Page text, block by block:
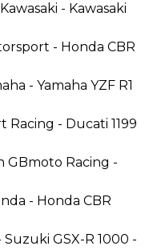
- Kawasaki
- Honda CBR
- Yamaha YZF R1
Racing - Ducati 1199
GBmoto Racing -
- Honda CBR
GSX-R 1000 -